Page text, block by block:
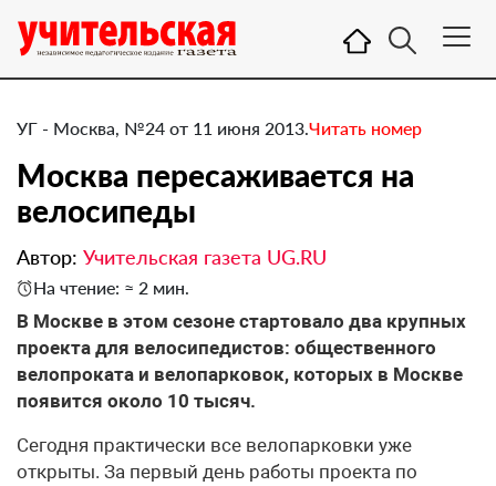
УГ - Москва, №24 от 11 июня 2013.Читать номер
Москва пересаживается на
велосипеды
Автор: Учительская газета UG.RU
На чтение: ≈ 2 мин.
​В Москве в этом сезоне стартовало два крупных
проекта для велосипедистов: общественного
велопроката и велопарковок, которых в Москве
появится около 10 тысяч.
Сегодня практически все велопарковки уже
открыты. За первый день работы проекта по